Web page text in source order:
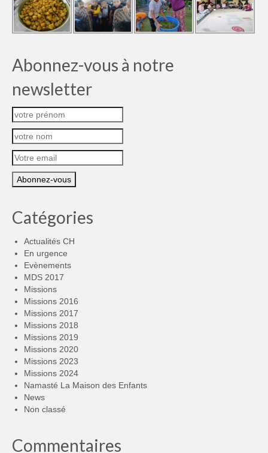
Abonnez-vous à notre
newsletter
Catégories
Actualités CH
En urgence
Evènements
MDS 2017
Missions
Missions 2016
Missions 2017
Missions 2018
Missions 2019
Missions 2020
Missions 2023
Missions 2024
Namasté La Maison des Enfants
News
Non classé
Commentaires